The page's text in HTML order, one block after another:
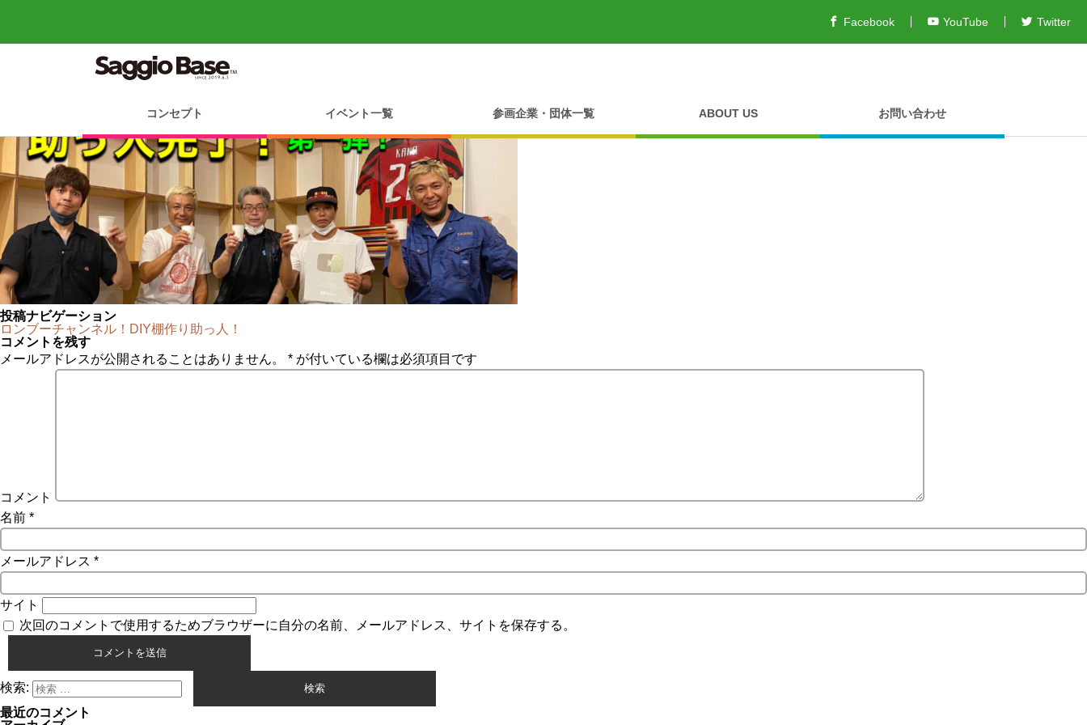
Facebook YouTube Twitter
コンセプト イベント一覧 参画企業・団体一覧 ABOUT US お問い合わせ
投稿ナビゲーション
ロンブーチャンネル！DIY棚作り助っ人！
コメントを残す
メールアドレスが公開されることはありません。
* が付いている欄は必須項目です
コメント
名前 *
メールアドレス *
サイト
次回のコメントで使用するためブラウザーに自分の名前、メールアドレス、サイトを保存する。
検索:
最近のコメント